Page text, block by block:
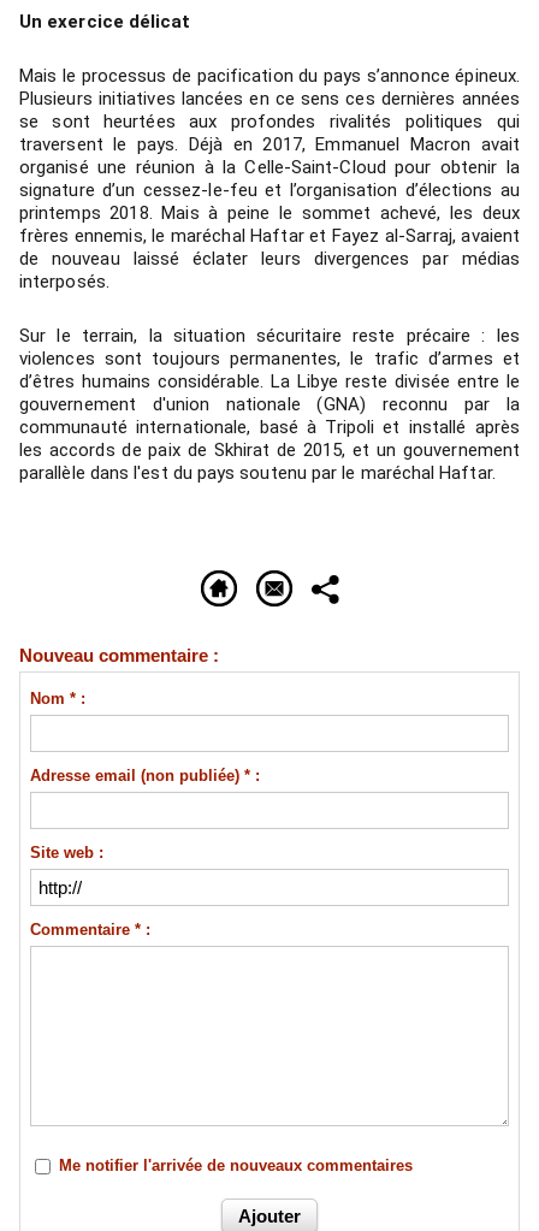
Un exercice délicat
Mais le processus de pacification du pays s’annonce épineux.
Plusieurs initiatives lancées en ce sens ces dernières années
se sont heurtées aux profondes rivalités politiques qui
traversent le pays. Déjà en 2017, Emmanuel Macron avait
organisé une réunion à la Celle-Saint-Cloud pour obtenir la
signature d’un cessez-le-feu et l’organisation d’élections au
printemps 2018. Mais à peine le sommet achevé, les deux
frères ennemis, le maréchal Haftar et Fayez al-Sarraj, avaient
de nouveau laissé éclater leurs divergences par médias
interposés.
Sur le terrain, la situation sécuritaire reste précaire : les
violences sont toujours permanentes, le trafic d’armes et
d’êtres humains considérable. La Libye reste divisée entre le
gouvernement d'union nationale (GNA) reconnu par la
communauté internationale, basé à Tripoli et installé après
les accords de paix de Skhirat de 2015, et un gouvernement
parallèle dans l'est du pays soutenu par le maréchal Haftar.
Nouveau commentaire :
Nom * :
Adresse email (non publiée) * :
Site web :
Commentaire * :
Me notifier l'arrivée de nouveaux commentaires